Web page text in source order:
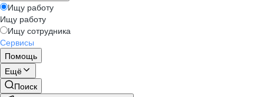
Ищу работу
Ищу работу
Ищу сотрудника
Сервисы
Помощь
Ещё
Поиск